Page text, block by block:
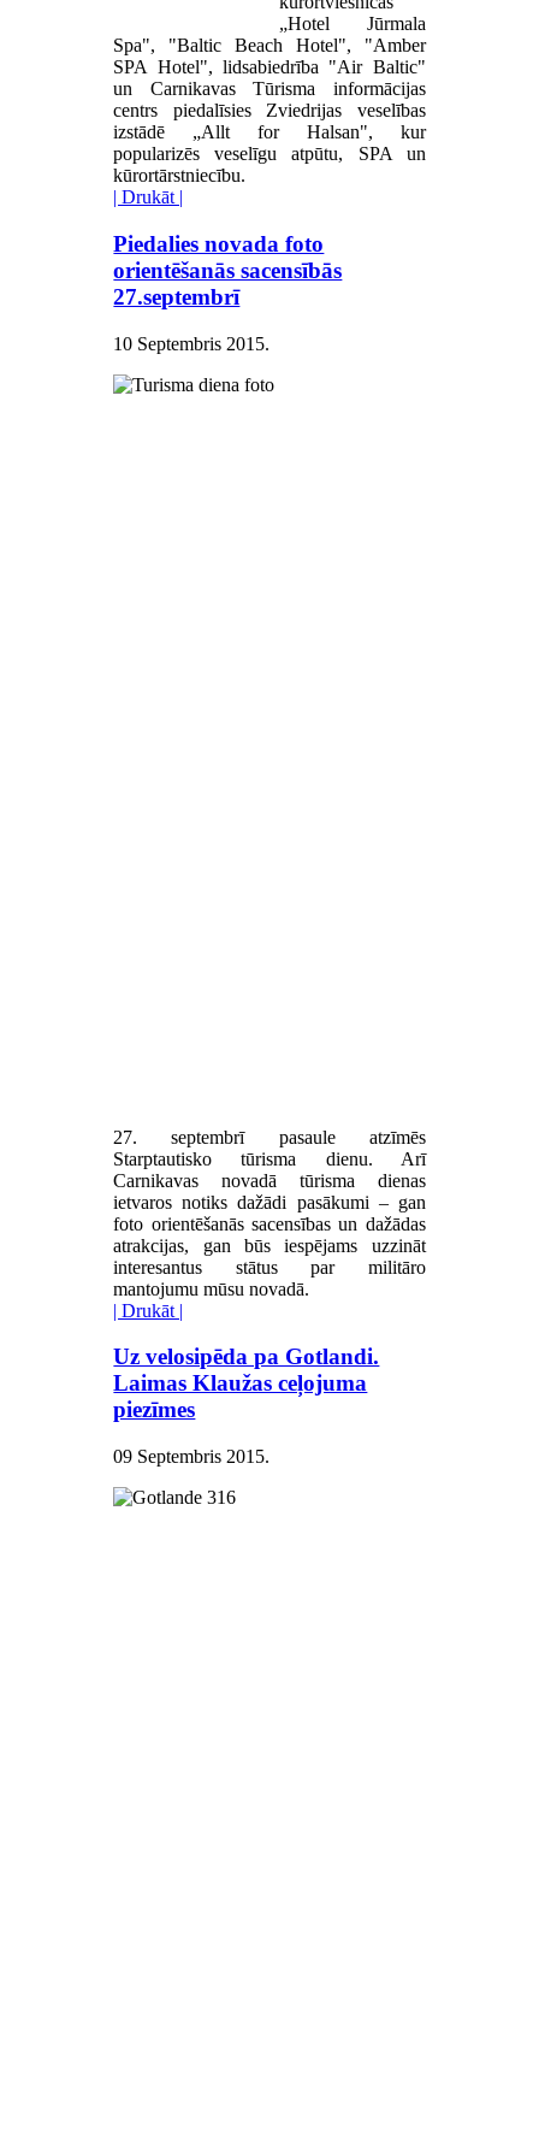
„Hotel Jūrmala
Spa", "Baltic Beach Hotel", "Amber
SPA Hotel", lidsabiedrība "Air Baltic"
un Carnikavas Tūrisma informācijas
centrs piedalīsies Zviedrijas veselības
izstādē „Allt for Halsan", kur
popularizēs veselīgu atpūtu, SPA un
kūrortārstniecību.
| Drukāt |
Piedalies novada foto
orientēšanās sacensībās
27.septembrī
10 Septembris 2015.
27. septembrī pasaule atzīmēs
Starptautisko tūrisma dienu. Arī
Carnikavas novadā tūrisma dienas
ietvaros notiks dažādi pasākumi – gan
foto orientēšanās sacensības un dažādas
atrakcijas, gan būs iespējams uzzināt
interesantus stātus par militāro
mantojumu mūsu novadā.
| Drukāt |
Uz velosipēda pa Gotlandi.
Laimas Klaužas ceļojuma
piezīmes
09 Septembris 2015.